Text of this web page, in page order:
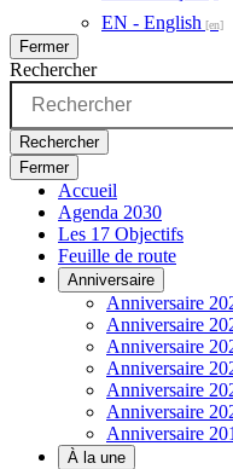
EN - English
Fermer
Rechercher
Rechercher
Fermer
Accueil
Agenda 2030
Les 17 Objectifs
Feuille de route
Anniversaire
Anniversaire
Anniversaire
Anniversaire
Anniversaire
Anniversaire
Anniversaire
Anniversaire
À la une